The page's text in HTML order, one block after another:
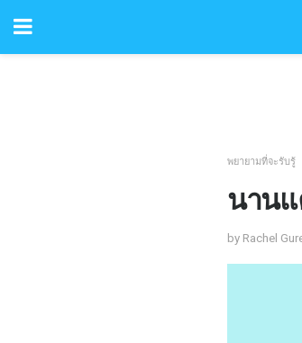
พยายามที่จะรับรู้
นานแ
by Rachel